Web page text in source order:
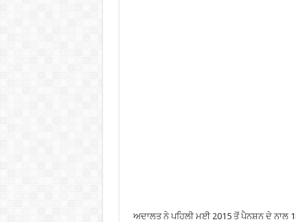
ਅਦਾਲਤ ਨੇ ਪਹਿਲੀ ਮਈ 2015 ਤੋਂ ਪੈਨਸ਼ਨ ਦੇ ਨਾਲ